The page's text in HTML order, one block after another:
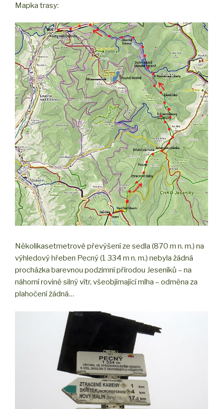
Mapka trasy:
Několikasetmetrové převýšení ze sedla (870 m n. m.) na
výhledový hřeben Pecný (1 334 m n. m.) nebyla žádná
procházka barevnou podzimní přírodou Jeseníků – na
náhorní rovině silný vítr, všeobjímající mlha – odměna za
plahočení žádná…